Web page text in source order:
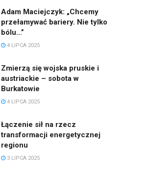
Adam Maciejczyk: „Chcemy
przełamywać bariery. Nie tylko
bólu…”
4 LIPCA 2025
Zmierzą się wojska pruskie i
austriackie – sobota w
Burkatowie
4 LIPCA 2025
Łączenie sił na rzecz
transformacji energetycznej
regionu
3 LIPCA 2025